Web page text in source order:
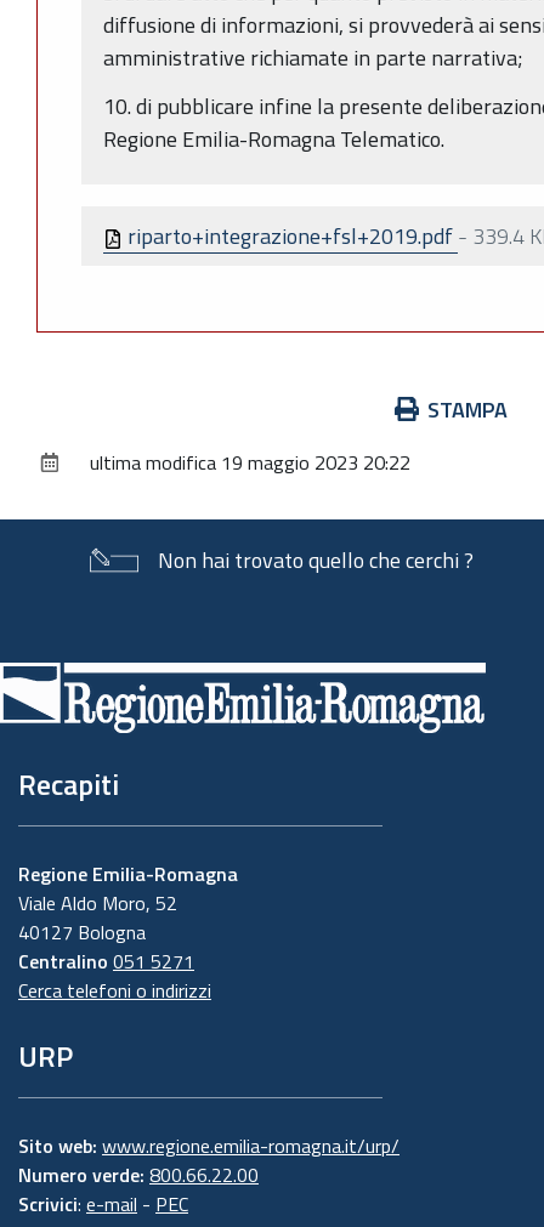
diffusione di informazioni, si provvederà ai
amministrative richiamate in parte narrativa;
10. di pubblicare infine la presente
Regione Emilia-Romagna Telematico.
riparto+integrazione+fsl+2019.pdf- 339.4
documento
STAMPA
ultima modifica 19 maggio 2023 20:22
Non hai trovato quello che cerchi ?
di
pagina
Recapiti
Regione Emilia-Romagna
Viale Aldo Moro, 52
40127 Bologna
Centralino 051 5271
Cerca telefoni o indirizzi
URP
Sito web: www.regione.emilia-romagna.it/urp/
Numero verde: 800.66.22.00
Scrivici: e-mail - PEC